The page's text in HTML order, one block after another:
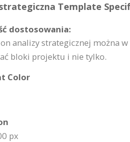
Template
dostosowania:
analizy strategicznej można
bloki projektu i nie tylko.
Color
px